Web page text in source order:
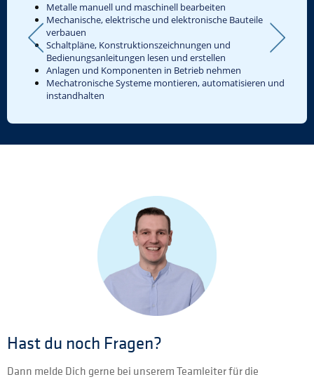
Metalle manuell und maschinell bearbeiten
Mechanische, elektrische und elektronische Bauteile
verbauen
Schaltpläne, Konstruktionszeichnungen und
Bedienungsanleitungen lesen und erstellen
Anlagen und Komponenten in Betrieb nehmen
Mechatronische Systeme montieren, automatisieren und
instandhalten
Hast du noch Fragen?
Dann melde Dich gerne bei unserem Teamleiter für die